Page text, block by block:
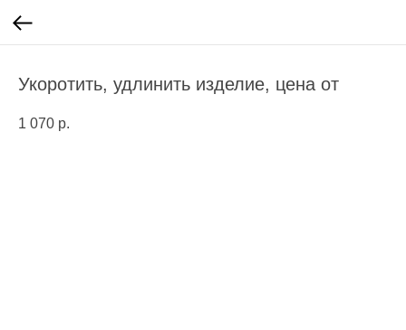
Укоротить, удлинить изделие, цена от
1 070 р.